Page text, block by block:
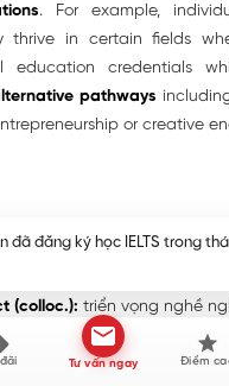
. For example,
thrive in certain fields
education credentials
pathways
or creative
(colloc.)
(colloc.): triển vọng nghề
hoài bão
Tư vấn ngay Điểm
đã đăng ký học IELTS trong